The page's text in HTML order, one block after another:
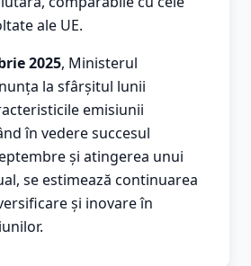
ale UE.
2025, Ministerul
la sfârșitul lunii
emisiunii
în vedere succesul
și atingerea unui
se estimează continuarea
și inovare în